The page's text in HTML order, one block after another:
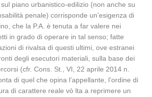
piano urbanistico-edilizio (non anche su
penale) corrisponde un’esigenza di
che la P.A. è tenuta a far valere nei
in grado di operare in tal senso; fatte
di rivalsa di questi ultimi, ove estranei
degli esecutori materiali, sulla base dei
(cfr. Cons. St., VI, 22 aprile 2014 n.
di quel che opina l’appellante, l’ordine di
di carattere reale vò lta a reprimere un